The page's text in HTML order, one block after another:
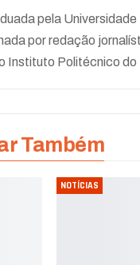
pela
por redação
Instituto Politécnico do
Também
NOTÍCIAS